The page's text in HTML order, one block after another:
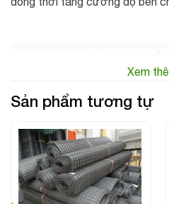
Công dụng củalưới
Làm giàn cho cây leo: Giúp
nghiêng cho các loại cây
Chắn côn trùng và chim:
Xem
Sản phẩm tương tự